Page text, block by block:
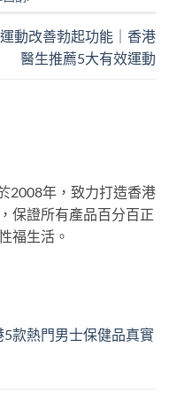
動改善勃起功能｜香港
醫生推薦5大有效運動
2008年，致力打造香港
保證所有產品百分百正
福生活。
款熱門男士保健品真實